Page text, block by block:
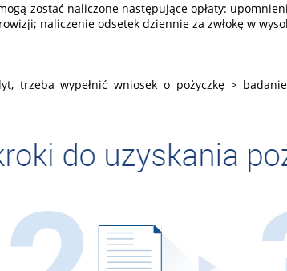
zostać naliczone następujące opłaty:
naliczenie odsetek dziennie za zwłokę w
trzeba wypełnić wniosek o pożyczkę >